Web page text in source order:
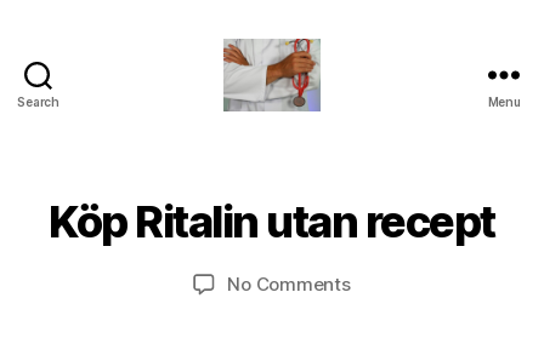
Search Menu
Categories
Köp Ritalin utan recept
p
t
y
2
2
No Commentson